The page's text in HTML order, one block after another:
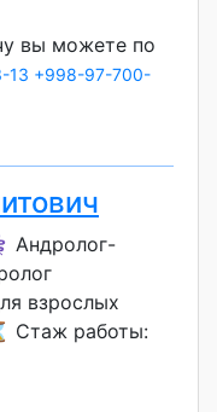
вы можете по
13 +998-97-700-
Андролог-
взрослых
Стаж работы: